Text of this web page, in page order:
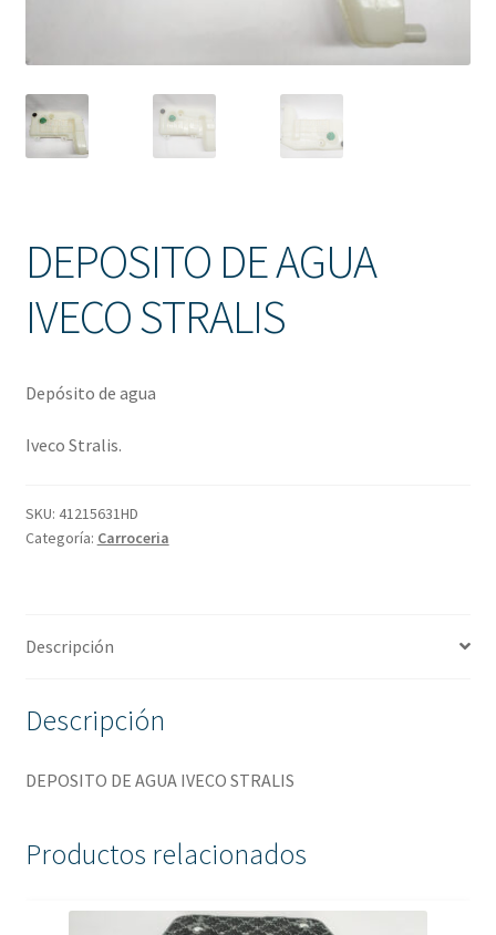
Sucursales
Tienda
DEPOSITO DE AGUA
IVECO STRALIS
Depósito de agua
Iveco Stralis.
SKU: 41215631HD
Categoría: Carroceria
Descripción
Descripción
DEPOSITO DE AGUA IVECO STRALIS
Productos relacionados